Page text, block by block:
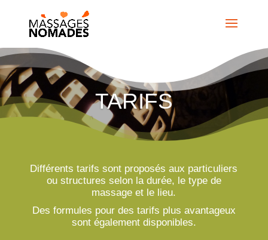
TARIFS
Différents tarifs sont proposés aux particuliers
ou structures selon la durée, le type de
massage et le lieu.
Des formules pour des tarifs plus avantageux
sont également disponibles.